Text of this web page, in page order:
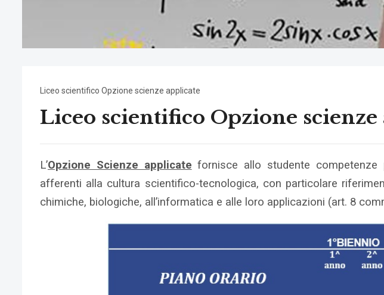
Liceo scientifico Opzione scienze applicate
Liceo scientifico Opzione scienze
L’Opzione Scienze applicate fornisce allo studente competenze
afferenti alla cultura scientifico-tecnologica, con particolare
chimiche, biologiche, all’informatica e alle loro applicazioni (art. 8